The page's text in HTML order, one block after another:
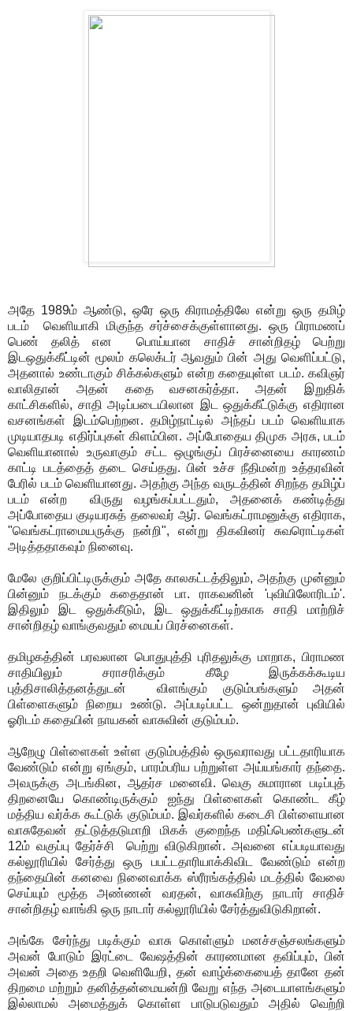
அதே 1989ம் ஆண்டு, ஒரே ஒரு கிராமத்திலே என்று ஒரு தமிழ்
படம் வெளியாகி மிகுந்த சர்ச்சைக்குள்ளானது. ஒரு பிராமணப்
பெண் தலித் என பொய்யான சாதிச் சான்றிதழ் பெற்று
இடஒதுக்கீட்டின் மூலம் கலெக்டர் ஆவதும் பின் அது வெளிப்பட்டு,
அதனால் உண்டாகும் சிக்கல்களும் என்ற கதையுள்ள படம். கவிஞர்
வாலிதான் அதன் கதை வசனகர்த்தா. அதன் இறுதிக்
காட்சிகளில், சாதி அடிப்படையிலான இட ஒதுக்கீட்டுக்கு எதிரான
வசனங்கள் இடம்பெற்றன. தமிழ்நாட்டில் அந்தப் படம் வெளியாக
முடியாதபடி எதிர்ப்புகள் கிளம்பின. அப்போதைய திமுக அரசு, படம்
வெளியானால் உருவாகும் சட்ட ஒழுங்குப் பிரச்னையை காரணம்
காட்டி படத்தைத் தடை செய்தது. பின் உச்ச நீதிமன்ற உத்தரவின்
பேரில் படம் வெளியானது. அதற்கு அந்த வருடத்தின் சிறந்த தமிழ்ப்
படம் என்ற விருது வழங்கப்பட்டதும், அதனைக் கண்டித்து
அப்போதைய குடியரசுத் தலைவர் ஆர். வெங்கட்ராமனுக்கு எதிராக,
"வெங்கட்ராமையருக்கு நன்றி", என்று திகவினர் சுவரொட்டிகள்
அடித்ததாகவும் நினைவு.
மேலே குறிப்பிட்டிருக்கும் அதே காலகட்டத்திலும், அதற்கு முன்னும்
பின்னும் நடக்கும் கதைதான் பா. ராகவனின் 'புவியிலோரிடம்'.
இதிலும் இட ஒதுக்கீடும், இட ஒதுக்கீட்டிற்காக சாதி மாற்றிச்
சான்றிதழ் வாங்குவதும் மையப் பிரச்னைகள்.
தமிழகத்தின் பரவலான பொதுபுத்தி புரிதலுக்கு மாறாக, பிராமண
சாதியிலும் சராசரிக்கும் கீழே இருக்கக்கூடிய
புத்திசாலித்தனத்துடன் விளங்கும் குடும்பங்களும் அதன்
பிள்ளைகளும் நிறைய உண்டு. அப்படிப்பட்ட ஒன்றுதான் புவியில்
ஓரிடம் கதையின் நாயகன் வாசுவின் குடும்பம்.
ஆறேழு பிள்ளைகள் உள்ள குடும்பத்தில் ஒருவராவது பட்டதாரியாக
வேண்டும் என்று ஏங்கும், பாரம்பரிய பற்றுள்ள அய்யங்கார் தந்தை.
அவருக்கு அடங்கின, ஆதர்ச மனைவி. வெகு சுமாரான படிப்புத்
திறனையே கொண்டிருக்கும் ஐந்து பிள்ளைகள் கொண்ட கீழ்
மத்திய வர்க்க கூட்டுக் குடும்பம். இவர்களில் கடைசி பிள்ளையான
வாசுதேவன் தட்டுத்தடுமாறி மிகக் குறைந்த மதிப்பெண்களுடன்
12ம் வகுப்பு தேர்ச்சி பெற்று விடுகிறான். அவனை எப்படியாவது
கல்லூரியில் சேர்த்து ஒரு பபட்டதாரியாக்கிவிட வேண்டும் என்ற
தந்தையின் கனவை நினைவாக்க ஸ்ரீரங்கத்தில் மடத்தில் வேலை
செய்யும் மூத்த அண்ணன் வரதன், வாசுவிற்கு நாடார் சாதிச்
சான்றிதழ் வாங்கி ஒரு நாடார் கல்லூரியில் சேர்த்துவிடுகிறான்.
அங்கே சேர்ந்து படிக்கும் வாசு கொள்ளும் மனச்சஞ்சலங்களும்
அவன் போடும் இரட்டை வேஷத்தின் காரணமான தவிப்பும், பின்
அவன் அதை உதறி வெளியேறி, தன் வாழ்க்கையைத் தானே தன்
திறமை மற்றும் தனித்தன்மையன்றி வேறு எந்த அடையாளங்களும்
இல்லாமல் அமைத்துக் கொள்ள பாடுபடுவதும் அதில் வெற்றி